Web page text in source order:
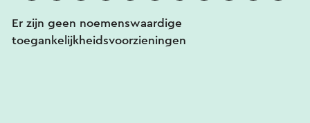
Er zijn geen noemenswaardige
toegankelijkheidsvoorzieningen